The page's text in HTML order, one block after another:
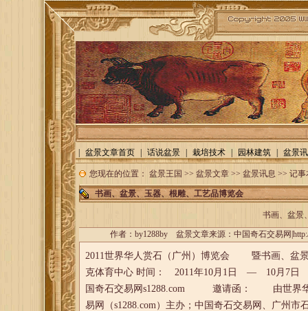
盆景文章首页 话说盆景 栽培技术 园林建筑 盆景
您现在的位置： 盆景王国 >> 盆景文章 >> 盆景讯息 >> 记事
书画、盆景、玉器、根雕、工艺品博览会
书画、盆景
作者： by1288by 盆景文章来源： 中国奇石交易网
2011世界华人赏石（广州）博览会 暨书画、
克体育中心 时间： 2011年10月1日 — 10月7日
国奇石交易网s1288.com 邀请函： 由世界华人
易网（s1288.com）主办；中国奇石交易网、广州